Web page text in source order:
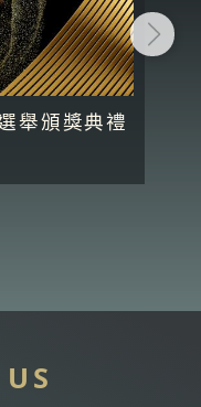
舉頒獎典禮